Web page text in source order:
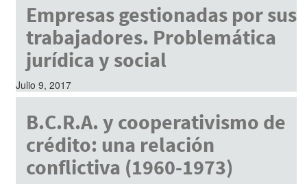
Empresas gestionadas por sus
trabajadores. Problemática
jurídica y social
Julio 9, 2017
B.C.R.A. y cooperativismo de
crédito: una relación
conflictiva (1960-1973)